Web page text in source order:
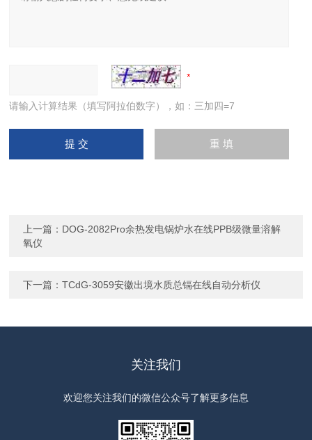
请输入计算结果（填写阿拉伯数字），如：三加四=7
上一篇： DOG-2082Pro余热发电锅炉水在线PPB级微量溶解
氧仪
下一篇：TCdG-3059安徽出境水质总镉在线自动分析仪
关注我们
欢迎您关注我们的微信公众号了解更多信息